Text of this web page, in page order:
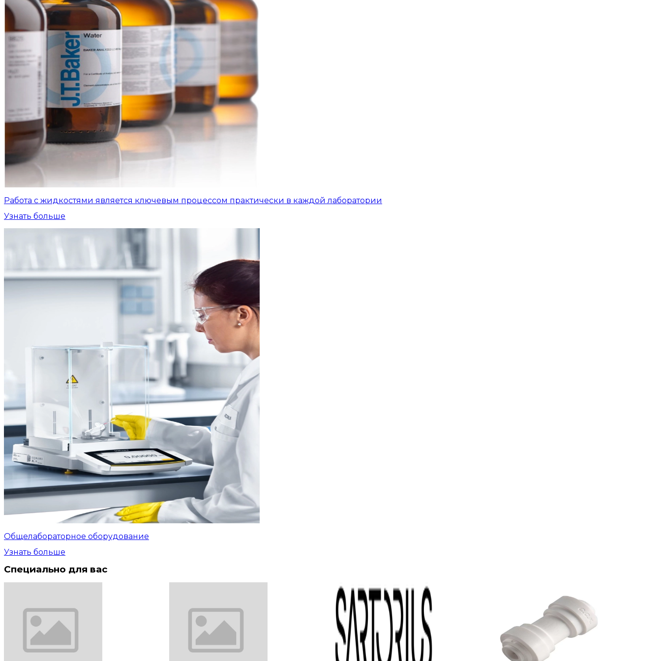
Работа с жидкостями является ключевым процессом практически в каждой лаборатории
Узнать больше
Общелабораторное оборудование
Узнать больше
Специально для вас